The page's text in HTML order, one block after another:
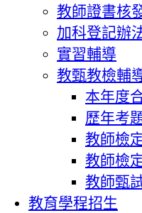
教師證書核
加科登記辦
實習輔導
教甄教檢輔
本年度
歷年考
教師檢
教師檢
教師甄
教育學程招生